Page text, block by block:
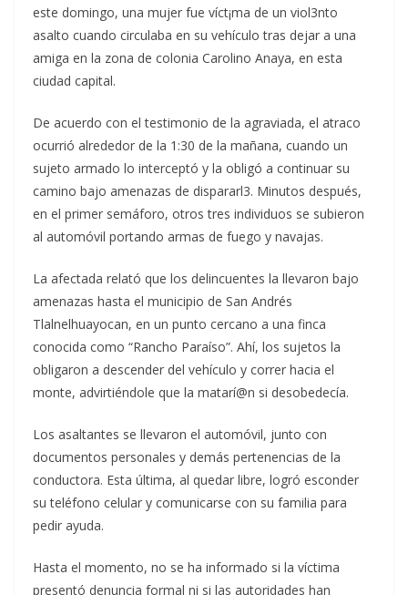
este domingo, una mujer fue víct¡ma de un viol3nto
asalto cuando circulaba en su vehículo tras dejar a una
amiga en la zona de colonia Carolino Anaya, en esta
ciudad capital.
De acuerdo con el testimonio de la agraviada, el atraco
ocurrió alrededor de la 1:30 de la mañana, cuando un
sujeto armado lo interceptó y la obligó a continuar su
camino bajo amenazas de dispararl3. Minutos después,
en el primer semáforo, otros tres individuos se subieron
al automóvil portando armas de fuego y navajas.
La afectada relató que los delincuentes la llevaron bajo
amenazas hasta el municipio de San Andrés
Tlalnelhuayocan, en un punto cercano a una finca
conocida como “Rancho Paraíso”. Ahí, los sujetos la
obligaron a descender del vehículo y correr hacia el
monte, advirtiéndole que la matarí@n si desobedecía.
Los asaltantes se llevaron el automóvil, junto con
documentos personales y demás pertenencias de la
conductora. Esta última, al quedar libre, logró esconder
su teléfono celular y comunicarse con su familia para
pedir ayuda.
Hasta el momento, no se ha informado si la víctima
presentó denuncia formal ni si las autoridades han